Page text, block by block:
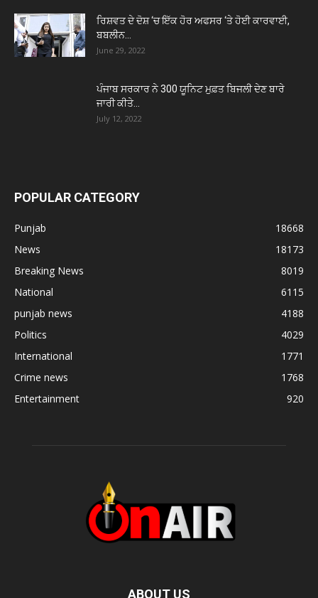
ਰਿਸ਼ਵਤ ਦੇ ਦੋਸ਼ ‘ਚ ਇੱਕ ਹੋਰ ਅਫਸਰ ‘ਤੇ ਹੋਈ ਕਾਰਵਾਈ,
ਬਬਲੀਨ...
June 29, 2022
ਪੰਜਾਬ ਸਰਕਾਰ ਨੇ 300 ਯੂਨਿਟ ਮੁਫ਼ਤ ਬਿਜਲੀ ਦੇਣ ਬਾਰੇ
ਜਾਰੀ ਕੀਤੇ...
July 12, 2022
POPULAR CATEGORY
Punjab
18668
News
18173
Breaking News
8019
National
6115
punjab news
4188
Politics
4029
International
1771
Crime news
1768
Entertainment
920
ABOUT US